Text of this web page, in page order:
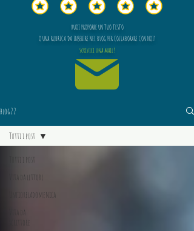
VUOI PROPORRE UN TUO TESTO
O UNA RUBRICA DA INSERIRE NEL BLOG PER COLLABORARE CON NOI?
scrivici una mail!
blog22
Tutti i post
Vita da lettore
Unfioreladomenica
Vita da
scrittore
Tutti i post